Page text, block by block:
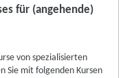
für (angehende)
von spezialisierten
Sie mit folgenden Kursen